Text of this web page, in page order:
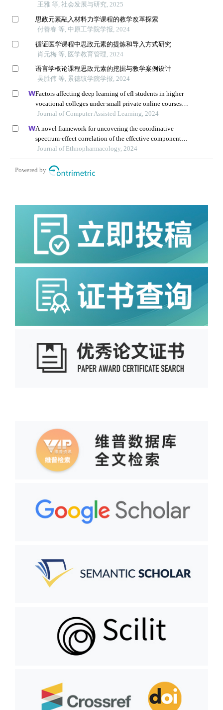
王雅 等, 社会发展与研究, 2025
思政元素融入材料力学课程的教学改革探索
付善春 等, 中原工学院学报, 2024
循证医学课程中思政元素的提炼和导入方式研究
肖元梅 等, 医学教育管理, 2024
语言学概论课程思政元素的挖掘与教学案例设计
吴胜伟 等, 景德镇学院学报, 2024
Factors affecting deep learning of efl students in higher
vocational colleges under small private online courses-
based settings: a grounded theory approach
Journal of Computer Assisted Learning, 2024
A novel framework for uncovering the coordinative
spectrum-effect correlation of the effective components
of yangyin tongnao granules on cerebral ischemia-
reperfusion injury in rats
Journal of Ethnopharmacology, 2024
Powered by